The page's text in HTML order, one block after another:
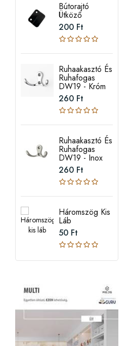
Bútorajtó
Ütköző
200 Ft
Ruhaakasztó És
Ruhafogas
DW19 - Króm
260 Ft
Ruhaakasztó És
Ruhafogas
DW19 - Inox
260 Ft
Háromszög Kis
Láb
50 Ft